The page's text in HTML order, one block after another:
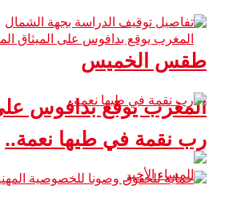
المغرب يوقع بدافوس
طقس الخميس
رب نقمة في طيها نعمة..